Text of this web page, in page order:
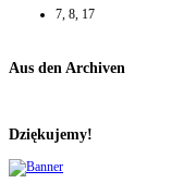
7, 8, 17
Aus den Archiven
Dziękujemy!